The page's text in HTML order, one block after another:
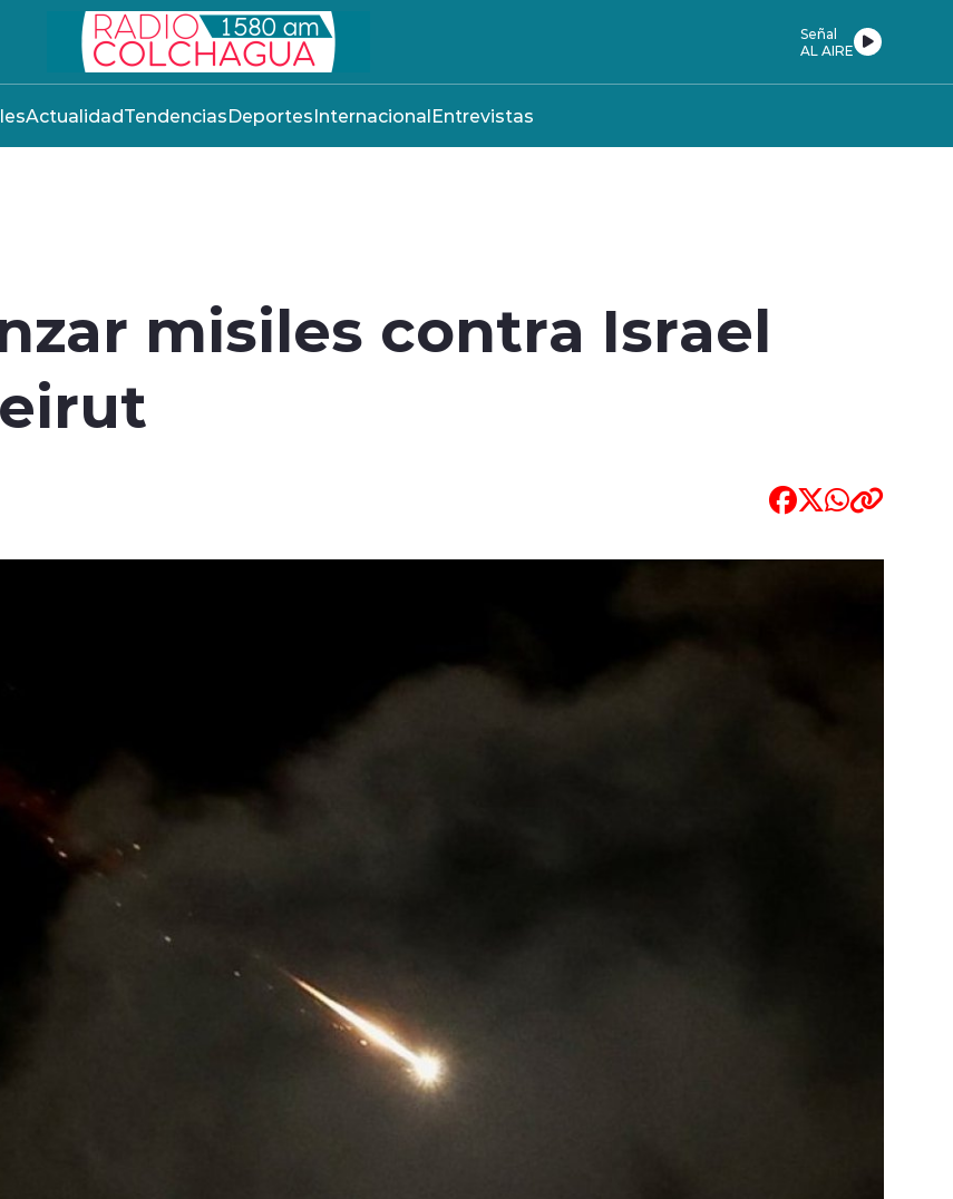
Señal
AL AIRE
ActualidadTendenciasDeportesInternacionalEntrevistas
misiles contra Israel